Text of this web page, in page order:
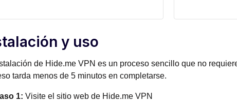
y uso
de Hide.me VPN es un proceso sencillo que no
tarda menos de 5 minutos en completarse.
1: Visite el sitio web de Hide.me VPN